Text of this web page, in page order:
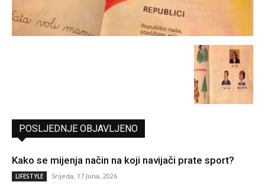
POSLJEDNJE OBJAVLJENO
Kako se mijenja način na koji navijači prate sport?
LIFESTYLE Srijeda, 17 Juna, 2026